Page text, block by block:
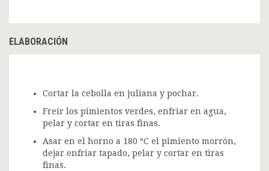
ELABORACIÓN
Cortar la cebolla en juliana y pochar.
Freír los pimientos verdes, enfriar en agua,
pelar y cortar en tiras finas.
Asar en el horno a 180 ºC el pimiento morrón,
dejar enfriar tapado, pelar y cortar en tiras
finas.